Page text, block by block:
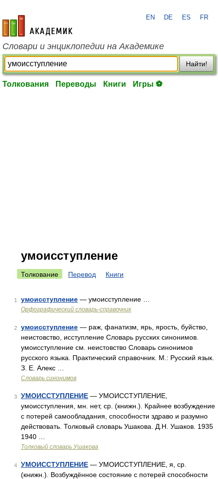
academic.ru
EN DE ES FR
Словари и энциклопедии на Академике
Найти!
Толкования Переводы Книги Игры ⚽
умоисступление
Толкование Перевод Книги
1 умоисступление — умоисступление …
Орфографический словарь-справочник
2 умоисступление — раж, фанатизм, ярь, ярость, буйство,
неистовство, исступление Словарь русских синонимов.
умоисступление см. неистовство Словарь синонимов
русского языка. Практический справочник. М.: Русский язык.
З. Е. Алекс …
Словарь синонимов
3 УМОИССТУПЛЕНИЕ — УМОИССТУПЛЕНИЕ,
умоисступления, мн. нет, ср. (книжн.). Крайнее возбуждение
с потерей самообладания, способности здраво и разумно
действовать. Толковый словарь Ушакова. Д.Н. Ушаков. 1935
1940 …
Толковый словарь Ушакова
4 УМОИССТУПЛЕНИЕ — УМОИССТУПЛЕНИЕ, я, ср.
(книжн.). Возбуждённое состояние с потерей способности